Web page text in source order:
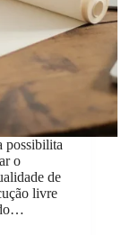
possibilita
o
de
livre